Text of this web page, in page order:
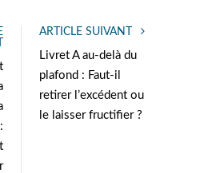
ARTICLE SUIVANT
Livret A au-delà du
plafond : Faut-il
retirer l’excédent ou
le laisser fructifier ?